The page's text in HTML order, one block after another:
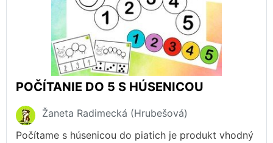
POČÍTANIE DO 5 S HÚSENICOU
Žaneta Radimecká (Hrubešová)
Počítame s húsenicou do piatich je produkt vhodný